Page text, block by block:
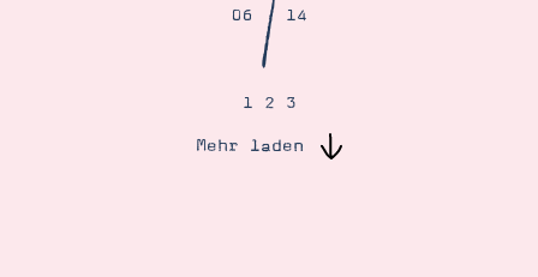
06/14
1 2 3
Mehr laden